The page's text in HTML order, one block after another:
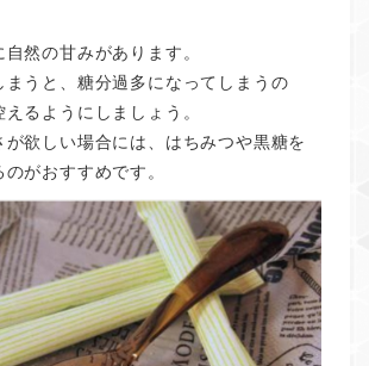
然の甘みがあります。
まうと、糖分過多になってしまうの
るようにしましょう。
が欲しい場合には、はちみつや黒糖を
がおすすめです。